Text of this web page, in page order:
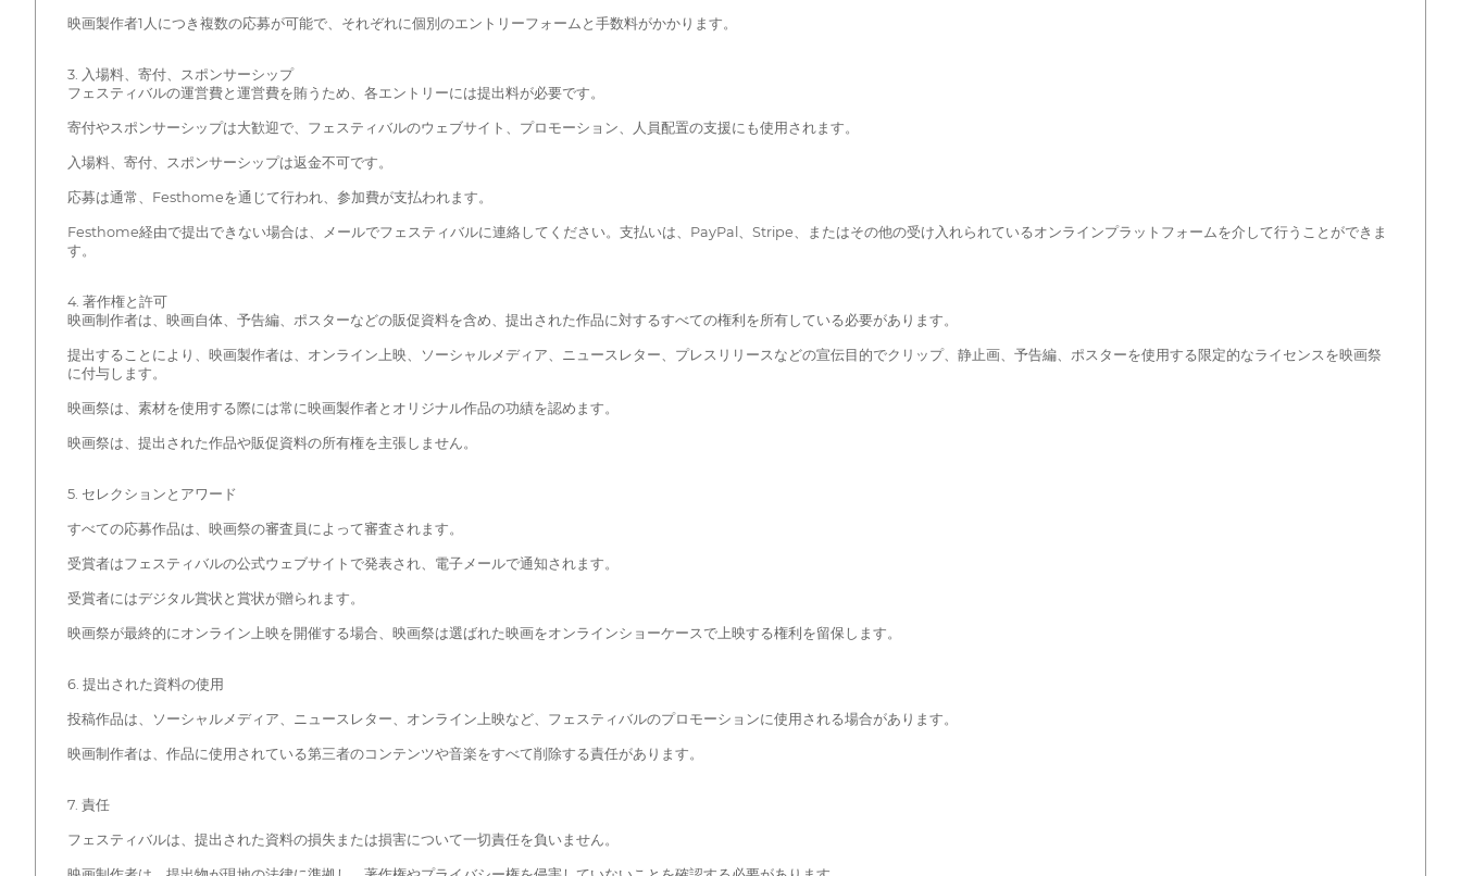
映画製作者1人につき複数の応募が可能で、それぞれに個別のエントリーフォームと手数料がかかります。
3. 入場料、寄付、スポンサーシップ
フェスティバルの運営費と運営費を賄うため、各エントリーには提出料が必要です。
寄付やスポンサーシップは大歓迎で、フェスティバルのウェブサイト、プロモーション、人員配置の支援にも使用されます。
入場料、寄付、スポンサーシップは返金不可です。
応募は通常、Festhomeを通じて行われ、参加費が支払われます。
Festhome経由で提出できない場合は、メールでフェスティバルに連絡してください。支払いは、PayPal、Stripe、またはその他の受け入れられているオンラインプラットフォームを介して行うことができま
す。
4. 著作権と許可
映画制作者は、映画自体、予告編、ポスターなどの販促資料を含め、提出された作品に対するすべての権利を所有している必要があります。
提出することにより、映画製作者は、オンライン上映、ソーシャルメディア、ニュースレター、プレスリリースなどの宣伝目的でクリップ、静止画、予告編、ポスターを使用する限定的なライセンスを映画祭
に付与します。
映画祭は、素材を使用する際には常に映画製作者とオリジナル作品の功績を認めます。
映画祭は、提出された作品や販促資料の所有権を主張しません。
5. セレクションとアワード
すべての応募作品は、映画祭の審査員によって審査されます。
受賞者はフェスティバルの公式ウェブサイトで発表され、電子メールで通知されます。
受賞者にはデジタル賞状と賞状が贈られます。
映画祭が最終的にオンライン上映を開催する場合、映画祭は選ばれた映画をオンラインショーケースで上映する権利を留保します。
6. 提出された資料の使用
投稿作品は、ソーシャルメディア、ニュースレター、オンライン上映など、フェスティバルのプロモーションに使用される場合があります。
映画制作者は、作品に使用されている第三者のコンテンツや音楽をすべて削除する責任があります。
7. 責任
フェスティバルは、提出された資料の損失または損害について一切責任を負いません。